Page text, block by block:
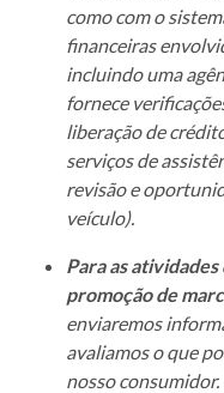
como com o
financeiras
incluindo uma
fornece
liberação de
serviços de
revisão e
veículo).
Para as
promoção de
enviaremos
avaliamos o que
nosso